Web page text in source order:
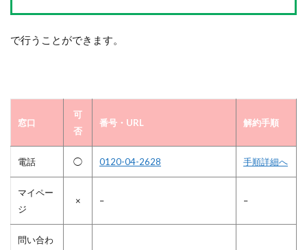
で行うことができます。
窓口
可
否
番号・URL 解約手順
電話 ◯ 0120-04-2628 手順詳細へ
マイペー
ジ
× – –
問い合わ